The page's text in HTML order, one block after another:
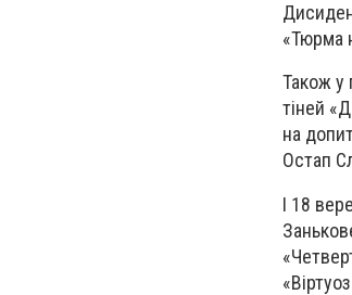
«Тюрма
Також у
тіней
на
Остап
І 18